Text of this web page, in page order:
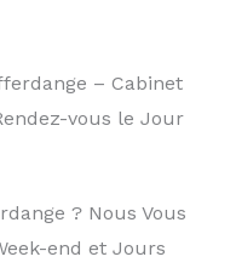
– Cabinet
vous le Jour
? Nous Vous
end et Jours